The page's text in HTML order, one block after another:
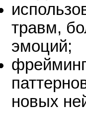
травм,
эмоций;
новых